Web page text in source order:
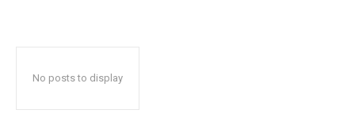
No posts to display